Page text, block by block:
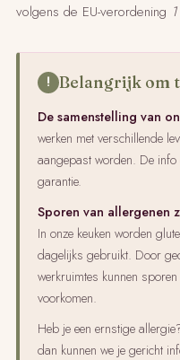
volgens de EU-verordening
Belangrijk om
De samenstelling van
werken met verschillende
aangepast worden. De
garantie.
Sporen van allergenen
In onze keuken worden
dagelijks gebruikt. Door
werkruimtes kunnen
voorkomen.
Heb je een ernstige
dan kunnen we je gericht